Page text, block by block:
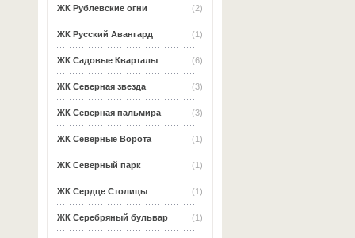
(2)
ЖК Рублевские огни
(1)
ЖК Русский Авангард
(6)
ЖК Садовые Кварталы
(3)
ЖК Северная звезда
(3)
ЖК Северная пальмира
(1)
ЖК Северные Ворота
(1)
ЖК Северный парк
(1)
ЖК Сердце Столицы
(1)
ЖК Серебряный бульвар